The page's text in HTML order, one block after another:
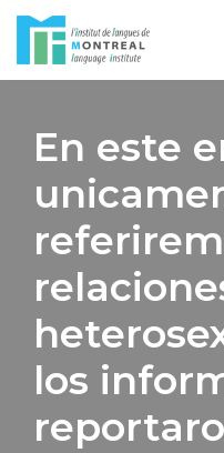
Skip
to
En este
los